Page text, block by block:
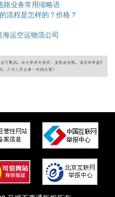
路业务常用缩略语
流程是怎样的？价格？
运空运物流公司